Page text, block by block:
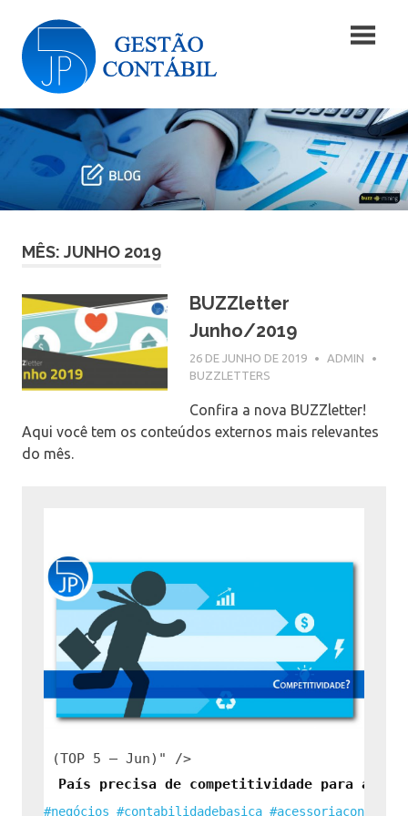
content
JP5
Gestão
Contábil
|
Gestão
Contábil
MÊS: JUNHO 2019
BUZZletter
Junho/2019
26 DE JUNHO DE 2019
ADMIN
BUZZLETTERS
Confira a nova BUZZletter!
Aqui você tem os conteúdos externos mais relevantes
do mês.
País precisa de competitividade para
#negócios #contabilidadebasica #acessoriacontabil